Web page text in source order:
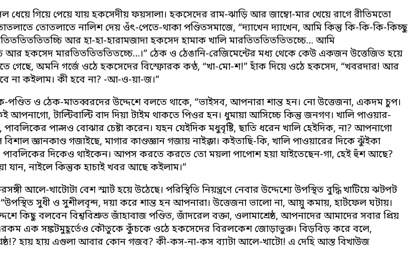
ধেয়ে গিয়ে পেয়ে যায় হকসেদীয় ফয়সালা। হকসেদের রাম-ঝাড়ি আর জাম্বো-মার খেয়ে রাগে রীতিমতো
তোতলাতে নালিশ দেয় ওঁৎ-পেতে-থাকা পণ্ডিতসমাজে, “দ্যাখেন দ্যাখেন, আমি কিন্তু কি-কি-কি-কিচ্ছু
আর হা-হা-হারামজাদা হকসেদ হামাক খালি মারতিততিততিতচ্চে… আমি
হকসেদ মারতিততিততিতচ্চে…।” ঠেক ও ঠেঙানি-রেজিমেন্টের মধ্য থেকে কেউ একজন উত্তেজিত হয়ে
গেছে, অমনি গর্জে ওঠে হকসেদের বিস্ফোরক কণ্ঠ, “খা-মো-শ!” হাঁক দিয়ে ওঠে হকসেদ, “খবরদার! আর
না কইলাম। কী হবে না? -আ-ও-য়া-জ।”
ও ঠেক-মাতব্বরদের উদ্দেশে বলতে থাকে, “ভাইসব, আপনারা শান্ত হন। নো উত্তেজনা, একদম চুপ।
টাল্টিবাল্টি বাদ দিয়া টাইম থাকতে পিওর হন। ধুমায়া আসিচ্চে কিন্তু জনগণ। খালি পাওয়ার-
পাবলিকের পাল্সও বোঝার চেষ্টা করেন। যহন যেইদিক মধুবৃষ্টি, ছাতি ধরেন খালি হেইদিক, না? আপনাগো
জ্ঞানকাণ্ড গজাইছে, মাগার কাণ্ডজ্ঞান গজায় নাইক্কা। কইতাছি-কি, খালি পাওয়ারের দিকে ঝুঁইকা
পাবলিকের দিকেও থাইকেন। আপস করতে করতে তো ময়লা পাপোশ হয়া যাইতেছেন-গা, হেই হুঁশ আছে?
যান, নাইলে কিন্তুক হাচাই খবর আছে কইলাম।”
আলে-খাটোটা বেশ স্মার্ট হয়ে উঠেছে। পরিস্থিতি নিয়ন্ত্রণে নেবার উদ্দেশ্যে উপস্থিত বুদ্ধি খাটিয়ে ঝটপট
“উপস্থিত সুধী ও সুশীলবৃন্দ, দয়া করে শান্ত হন আপনারা। উত্তেজনা ভালো না, আয়ু কমায়, হার্টফেল ঘটায়।
কিছু বলবেন বিশ্ববিশ্রুত জাঁহাবাজ পণ্ডিত, জাঁদরেল বক্তা, ওলামাশ্রেষ্ঠ, আপনাদের আমাদের সবার প্রিয়
এক সঙ্কটমুহূর্তেও কৌতুকে কুঁচকে ওঠে হকসেদের বিরলকেশ জোড়াভুরু। বিড়বিড় করে বলে,
হায় হায় এগুলা আবার কোন গজব? কী-কস-না-কস ব্যাটা আলে-খাটো! এ দেহি আস্ত বিখাউজ